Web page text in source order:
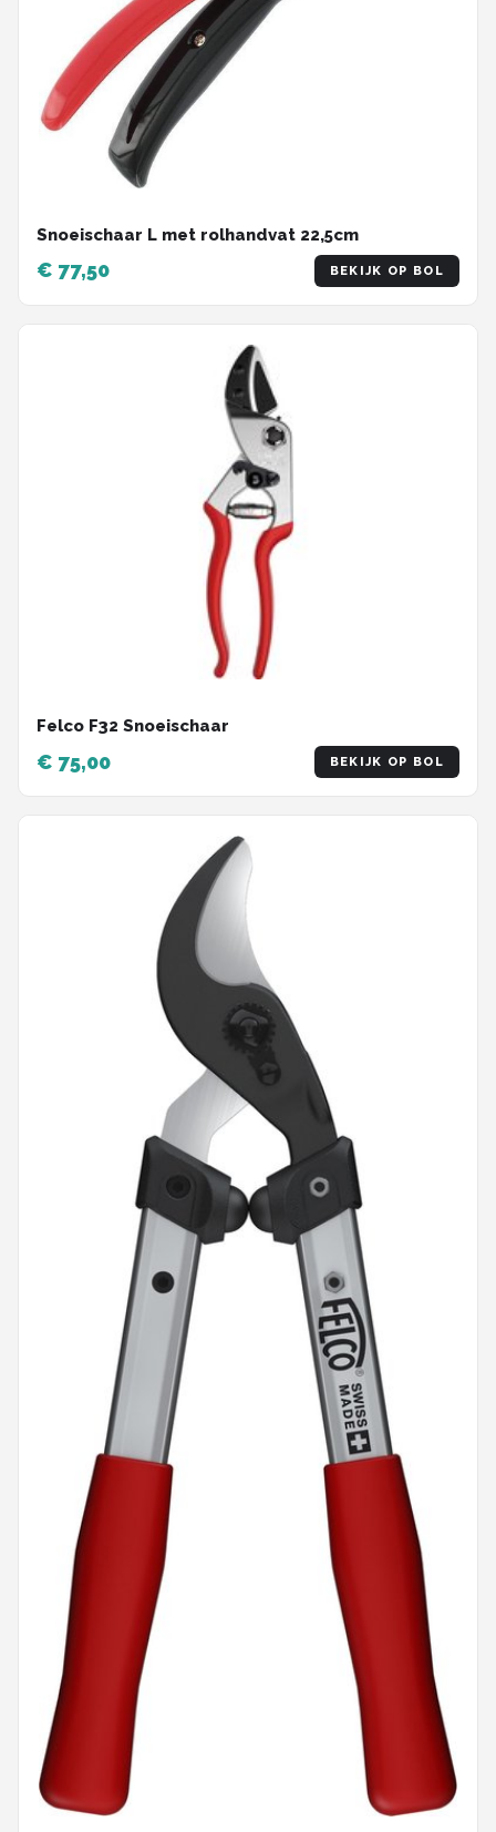
Snoeischaar L met rolhandvat 22,5cm
€ 77,50 BEKIJK OP BOL
Felco F32 Snoeischaar
€ 75,00 BEKIJK OP BOL